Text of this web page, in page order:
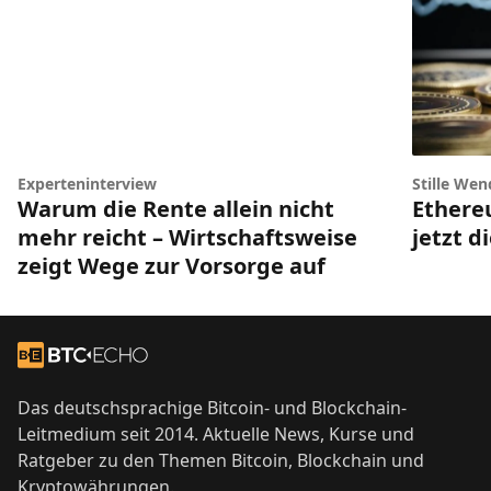
Experteninterview
Warum die Rente allein nicht
mehr reicht – Wirtschaftsweise
zeigt Wege zur Vorsorge auf
Stille
jetzt
Zur Startseite
Das deutschsprachige Bitcoin- und Blockchain-
Leitmedium seit 2014. Aktuelle News, Kurse und
Ratgeber zu den Themen Bitcoin, Blockchain und